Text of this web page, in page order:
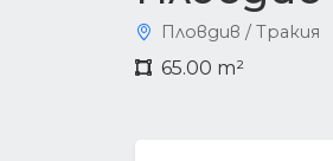
Пловдив / Тракия
65.00 m²